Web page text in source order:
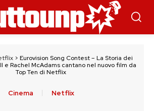
> Eurovision Song Contest – La Storia dei
e Rachel McAdams cantano nel nuovo film da
Top Ten di Netflix
Cinema Netflix